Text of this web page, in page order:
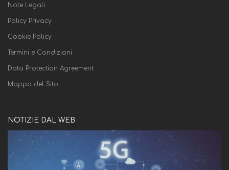
Note Legali
Policy Privacy
Cookie Policy
Termini e Condizioni
Data Protection Agreement
Mappa del Sito
NOTIZIE DAL WEB